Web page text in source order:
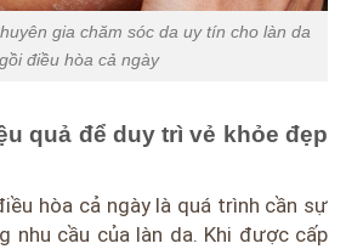
gia chăm sóc da uy tín cho làn da
điều hòa cả ngày
quả để duy trì vẻ khỏe đẹp
hòa cả ngày là quá trình cần sự
nhu cầu của làn da. Khi được cấp